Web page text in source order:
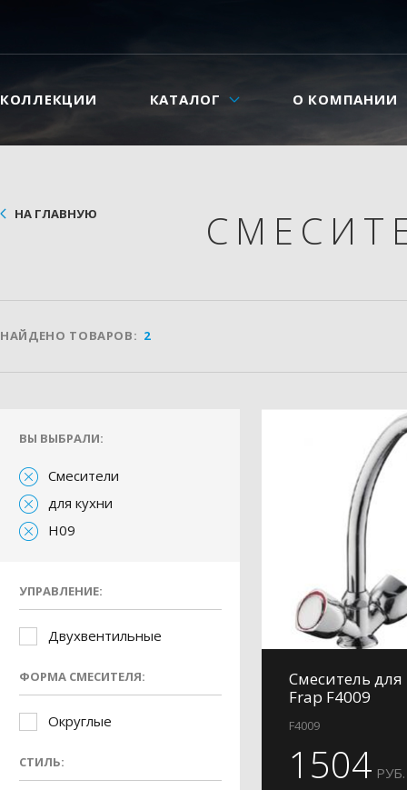
КОЛЛЕКЦИИ КАТАЛОГ О КОМПАНИИ
НА ГЛАВНУЮ
НАЙДЕНО ТОВАРОВ: 2
ВЫ ВЫБРАЛИ:
Смесители
для кухни
H09
УПРАВЛЕНИЕ:
Двухвентильные
ФОРМА СМЕСИТЕЛЯ:
Округлые
СТИЛЬ:
Смеситель для
Frap F4009
F4009
1504 РУБ.